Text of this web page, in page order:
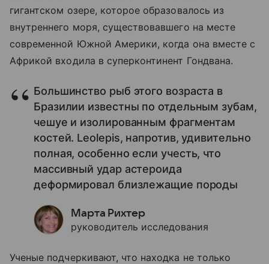
гигантском озере, которое образовалось из
внутреннего моря, существовавшего на месте
современной Южной Америки, когда она вместе с
Африкой входила в суперконтинент Гондвана.
Большинство рыб этого возраста в
Бразилии известны по отдельным зубам,
чешуе и изолированным фрагментам
костей. Leolepis, напротив, удивительно
полная, особенно если учесть, что
массивный удар астероида
деформировал близлежащие породы
Марта Рихтер
руководитель исследования
Ученые подчеркивают, что находка не только